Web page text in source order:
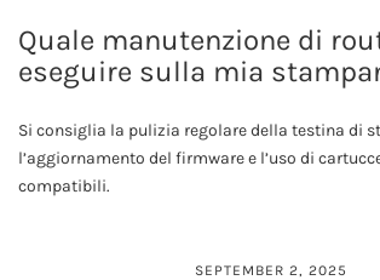
Quale manutenzione di
eseguire sulla mia
Si consiglia la pulizia regolare della testina di
l’aggiornamento del firmware e l’uso di
compatibili.
SEPTEMBER 2, 2025